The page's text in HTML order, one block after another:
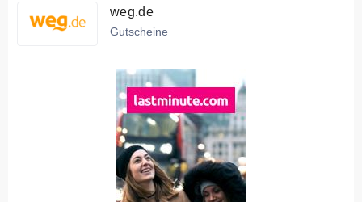
weg.de
Gutscheine